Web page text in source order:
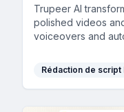
Trupeer AI
polished videos
voiceovers and
Rédaction de script